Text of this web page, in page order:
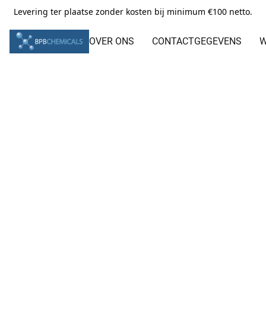
Levering ter plaatse zonder kosten bij minimum €100 netto.
OVER ONS CONTACTGEGEVENS